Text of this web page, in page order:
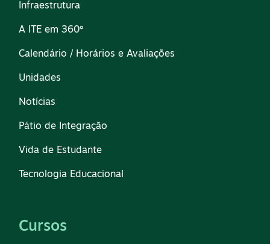
Infraestrutura
A ITE em 360º
Calendário / Horários e Avaliações
Unidades
Notícias
Pátio de Integração
Vida de Estudante
Tecnologia Educacional
Cursos